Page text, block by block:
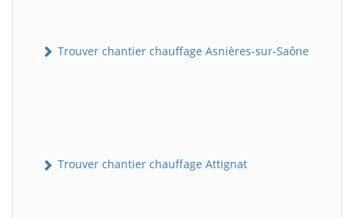
Trouver chantier chauffage Asnières-sur-Saône
Trouver chantier chauffage Attignat